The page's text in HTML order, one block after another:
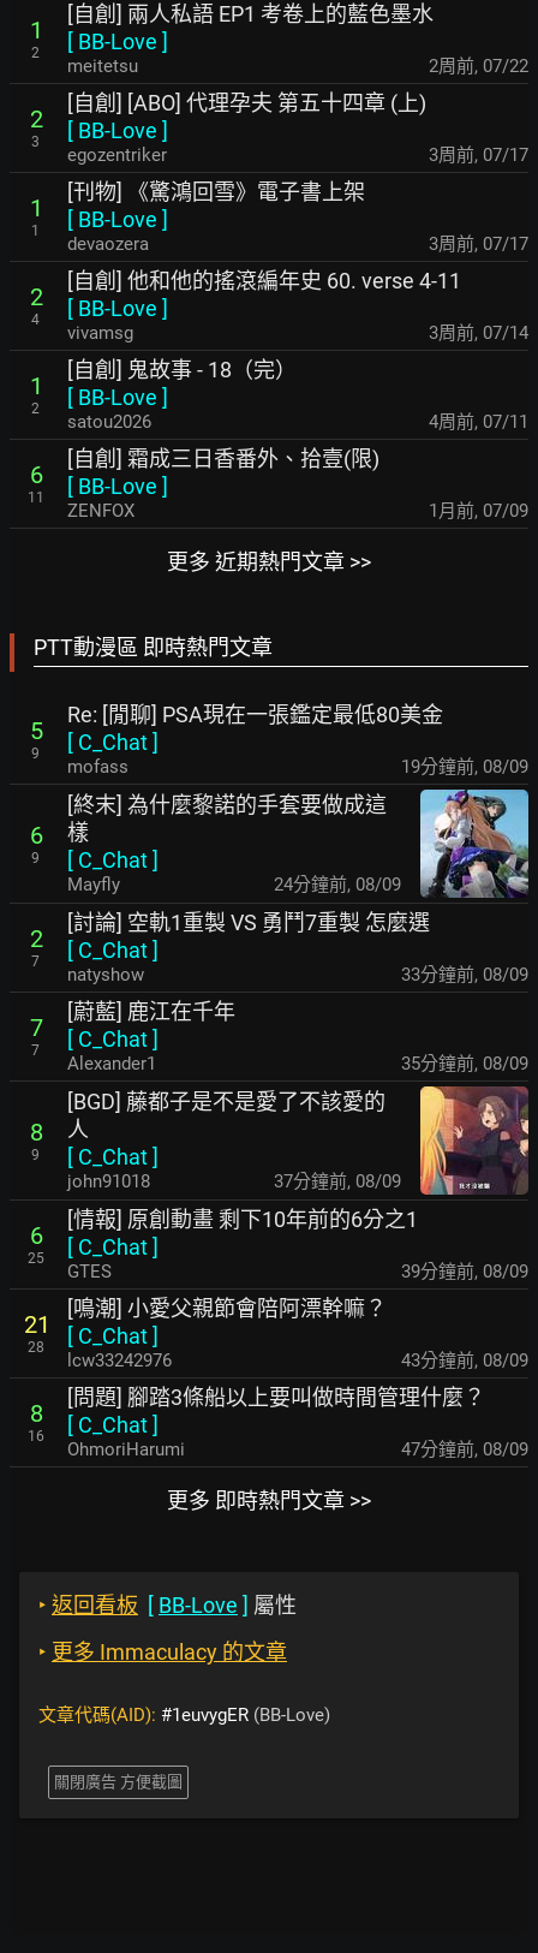
1
2
[自創] 兩人私語 EP1 考卷上的藍色墨水
[ BB-Love ]
meitetsu 2周前, 07/22
2
3
[自創] [ABO] 代理孕夫 第五十四章 (上)
[ BB-Love ]
egozentriker 3周前, 07/17
1
1
[刊物] 《驚鴻回雪》電子書上架
[ BB-Love ]
devaozera 3周前, 07/17
2
4
[自創] 他和他的搖滾編年史 60. verse 4-11
[ BB-Love ]
vivamsg 3周前, 07/14
1
2
[自創] 鬼故事 - 18（完）
[ BB-Love ]
satou2026 4周前, 07/11
6
11
[自創] 霜成三日香番外、拾壹(限)
[ BB-Love ]
ZENFOX 1月前, 07/09
更多 近期熱門文章 >>
PTT動漫區 即時熱門文章
5
9
Re: [閒聊] PSA現在一張鑑定最低80美金
[ C_Chat]
mofass 19分鐘前, 08/09
6
9
[終末] 為什麼黎諾的手套要做成這
樣
[ C_Chat]
Mayfly 24分鐘前, 08/09
2
7
[討論] 空軌1重製 VS 勇鬥7重製 怎麼選
[ C_Chat]
natyshow 33分鐘前, 08/09
7
7
[蔚藍] 鹿江在千年
[ C_Chat]
Alexander1 35分鐘前, 08/09
8
9
[BGD] 藤都子是不是愛了不該愛的
人
[ C_Chat]
john91018 37分鐘前, 08/09
6
25
[情報] 原創動畫 剩下10年前的6分之1
[ C_Chat]
GTES 39分鐘前, 08/09
21
28
[鳴潮] 小愛父親節會陪阿漂幹嘛？
[ C_Chat]
lcw33242976 43分鐘前, 08/09
8
16
[問題] 腳踏3條船以上要叫做時間管理什麼？
[ C_Chat]
OhmoriHarumi 47分鐘前, 08/09
更多 即時熱門文章 >>
‣ 返回看板 [ BB-Love ] 屬性
‣ 更多 Immaculacy 的文章
文章代碼(AID): #1euvygER (BB-Love)
關閉廣告 方便截圖